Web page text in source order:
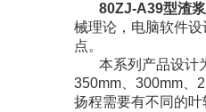
80ZJ-A39型渣
械理论，电脑软件
点。
本系列产品设计
350mm、300mm、
扬程需要有不同的